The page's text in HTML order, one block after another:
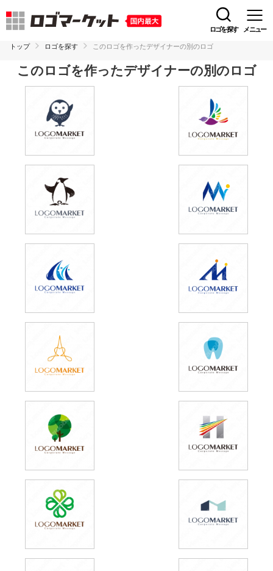
ロゴを探す メニュー
トップ ロゴを探す このロゴを作ったデザイナーの別のロゴ
このロゴを作ったデザイナーの別のロゴ